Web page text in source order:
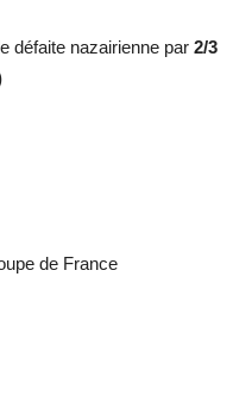
défaite nazairienne par 2/3
de France